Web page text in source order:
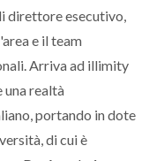
direttore esecutivo,
e il team
Arriva ad illimity
una realtà
portando in dote
di cui è